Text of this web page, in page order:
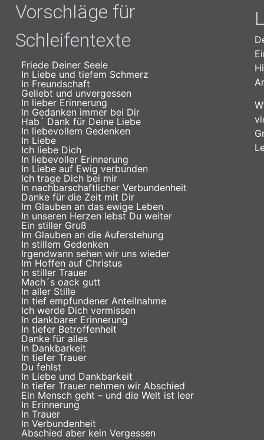
Vorschläge für
Schleifentexte
Friede Deiner Seele
In Liebe und tiefem Schmerz
In Freundschaft
Geliebt und unvergessen
In lieber Erinnerung
In Gedanken immer bei Dir
Hab´ Dank für Deine Liebe
In liebevollem Gedenken
In Liebe
Ich liebe Dich
In liebevoller Erinnerung
In Liebe auf Ewig verbunden
Ich trage Dich bei mir
In nachbarschaftlicher Verbundenheit
Danke für die Zeit mit Dir
Im Glauben an das ewige Leben
In unseren Herzen lebst Du weiter
Ein stiller Gruß
Im Glauben an die Auferstehung
In stillem Gedenken
Irgendwann sehen wir uns wieder
Im Hoffen auf Christus
In stiller Trauer
Mach´s oack gutt
In aller Stille
In tief empfundener Anteilnahme
Ich werde Dich vermissen
In dankbarer Erinnerung
In tiefer Betroffenheit
Danke für alles
In Dankbarkeit
In tiefer Trauer
Du fehlst
In Liebe und Dankbarkeit
In tiefer Trauer nehmen wir Abschied
Ein Mensch geht – und die Welt ist leer
In Erinnerung
In Trauer
In Verbundenheit
Abschied aber kein Vergessen